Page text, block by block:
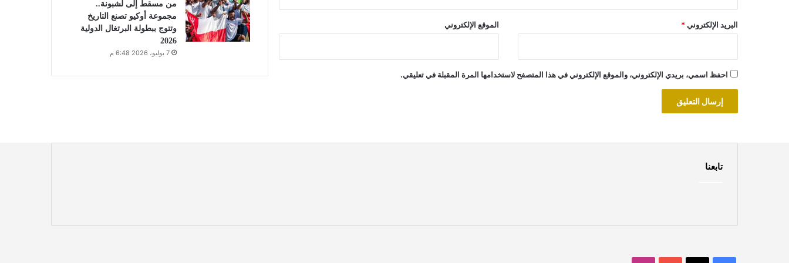
البريد الإلكتروني* الموقع الإلكتروني
احفظ اسمي، بريدي الإلكتروني، والموقع الإلكتروني في هذا المتصفح لاستخدامها المرة المقبلة في تعليقي.
من مسقط إلى لشبونة..
مجموعة أوكيو تصنع التاريخ
وتتوج ببطولة البرتغال الدولية
2026
7 يوليو، 2026 6:48 م
تابعنا